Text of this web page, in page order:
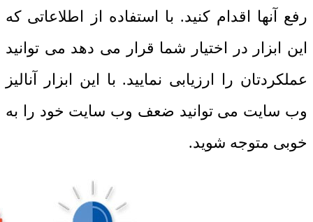
رفع آنها اقدام کنید. با استفاده از اطلاعاتی که
این ابزار در اختیار شما قرار می دهد می توانید
عملکردتان را ارزیابی نمایید. با این ابزار آنالیز
وب سایت می توانید ضعف وب سایت خود را به
خوبی متوجه شوید.